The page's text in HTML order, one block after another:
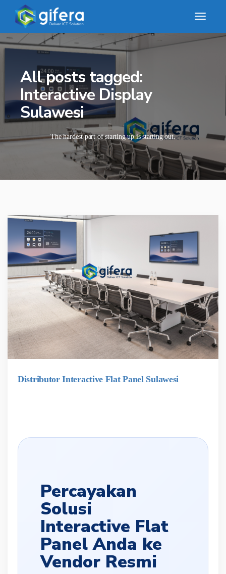
All posts tagged:
Interactive Display
Sulawesi
The hardest part of starting up is starting out.
Distributor Interactive Flat Panel Sulawesi
Percayakan
Solusi
Interactive Flat
Panel Anda ke
Vendor Resmi